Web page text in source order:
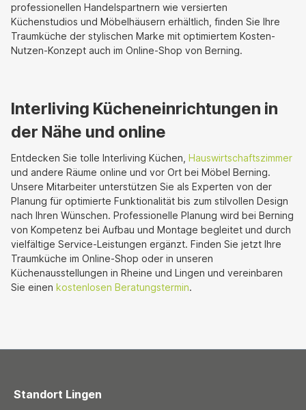
professionellen Handelspartnern wie versierten
Küchenstudios und Möbelhäusern erhältlich, finden Sie Ihre
Traumküche der stylischen Marke mit optimiertem Kosten-
Nutzen-Konzept auch im Online-Shop von Berning.
Interliving Kücheneinrichtungen in
der Nähe und online
Entdecken Sie tolle Interliving Küchen, Hauswirtschaftszimmer
und andere Räume online und vor Ort bei Möbel Berning.
Unsere Mitarbeiter unterstützen Sie als Experten von der
Planung für optimierte Funktionalität bis zum stilvollen Design
nach Ihren Wünschen. Professionelle Planung wird bei Berning
von Kompetenz bei Aufbau und Montage begleitet und durch
vielfältige Service-Leistungen ergänzt. Finden Sie jetzt Ihre
Traumküche im Online-Shop oder in unseren
Küchenausstellungen in Rheine und Lingen und vereinbaren
Sie einen kostenlosen Beratungstermin.
Standort Lingen